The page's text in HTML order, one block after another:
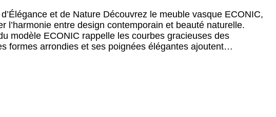
et de Nature Découvrez le meuble vasque ECONIC,
l’harmonie entre design contemporain et beauté naturelle.
modèle ECONIC rappelle les courbes gracieuses des
formes arrondies et ses poignées élégantes ajoutent…